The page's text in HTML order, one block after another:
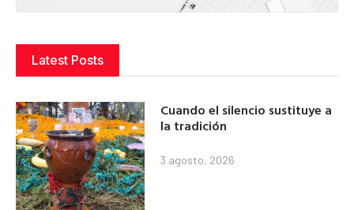
Latest Posts
Cuando el silencio sustituye a
la tradición
3 agosto, 2026